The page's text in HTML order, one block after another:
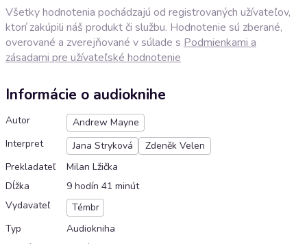
Všetky hodnotenia pochádzajú od registrovaných užívateľov,
ktorí zakúpili náš produkt či službu. Hodnotenie sú zberané,
overované a zverejňované v súlade s Podmienkami a
zásadami pre užívateľské hodnotenie
Informácie o audioknihe
Autor
Andrew Mayne
Interpret
Jana Stryková
Zdeněk Velen
Prekladateľ
Milan Lžička
Dĺžka
9 hodín 41 minút
Vydavateľ
Témbr
Typ
Audiokniha